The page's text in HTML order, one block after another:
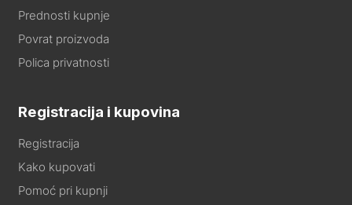
Prednosti kupnje
Povrat proizvoda
Polica privatnosti
Registracija i kupovina
Registracija
Kako kupovati
Pomoć pri kupnji